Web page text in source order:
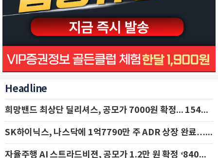
Headline
희망밴드 최상단 딜리셔스, 공모가 7000원 확정... 154억 규모 IPO 돌입
SK하이닉스, 나스닥에 1억7790만 주 ADR 상장 완료…29일 국내 추가 상장
자율주행 AI 스트라드비젼, 공모가 1.2만 원 확정 ‘840억 수혈’